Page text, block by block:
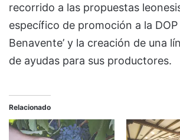
recorrido a las propuestas
específico de promoción a la DOP
Benavente’ y la creación de una
de ayudas para sus productores.
Relacionado